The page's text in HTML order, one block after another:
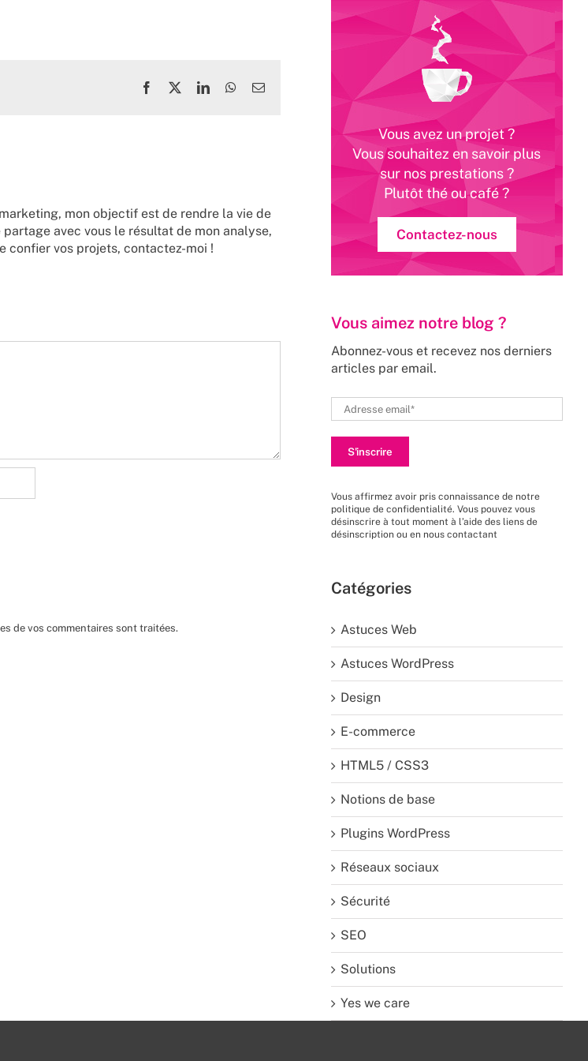
Facebook
X LinkedInWhatsApp
Email
mon objectif est de rendre la vie de
avec vous le résultat de mon analyse,
confier vos projets, contactez-moi !
de vos commentaires sont traitées.
Vous avez un projet ?
Vous souhaitez en savoir plus
sur nos prestations ?
Plutôt thé ou café ?
Contactez-nous
Vous aimez notre blog ?
Abonnez-vous et recevez nos derniers
articles par email.
Vous affirmez avoir pris connaissance de notre
politique de confidentialité. Vous pouvez vous
désinscrire à tout moment à l’aide des liens de
désinscription ou en nous contactant
Catégories
Astuces Web
Astuces WordPress
Design
E-commerce
HTML5 / CSS3
Notions de base
Plugins WordPress
Réseaux sociaux
Sécurité
SEO
Solutions
Yes we care